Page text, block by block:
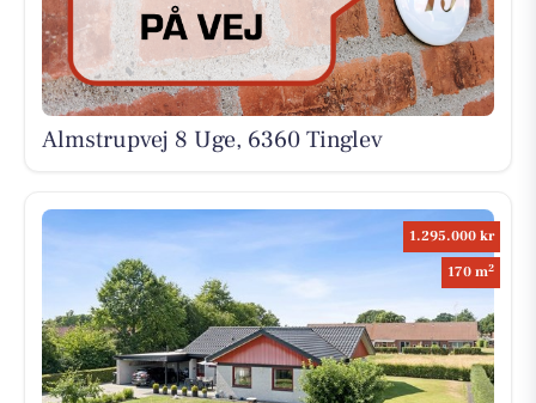
Almstrupvej 8 Uge, 6360 Tinglev
1.295.000 kr
170 m2